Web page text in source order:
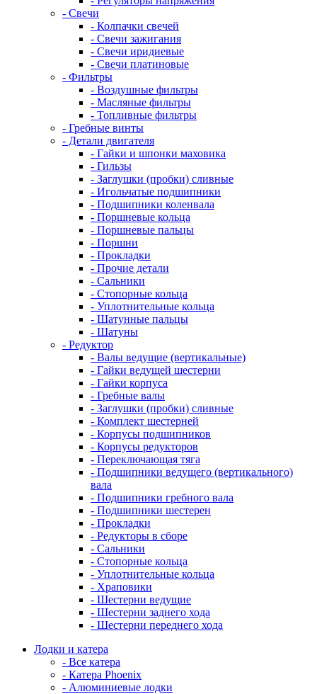
- Свечи
- Колпачки свечей
- Свечи зажигания
- Свечи иридиевые
- Свечи платиновые
- Фильтры
- Воздушные фильтры
- Масляные фильтры
- Топливные фильтры
- Гребные винты
- Детали двигателя
- Гайки и шпонки маховика
- Гильзы
- Заглушки (пробки) сливные
- Игольчатые подшипники
- Подшипники коленвала
- Поршневые кольца
- Поршневые пальцы
- Поршни
- Прокладки
- Прочие детали
- Сальники
- Стопорные кольца
- Уплотнительные кольца
- Шатунные пальцы
- Шатуны
- Редуктор
- Валы ведущие (вертикальные)
- Гайки ведущей шестерни
- Гайки корпуса
- Гребные валы
- Заглушки (пробки) сливные
- Комплект шестерней
- Корпусы подшипников
- Корпусы редукторов
- Переключающая тяга
- Подшипники ведущего (вертикального)
вала
- Подшипники гребного вала
- Подшипники шестерен
- Прокладки
- Редукторы в сборе
- Сальники
- Стопорные кольца
- Уплотнительные кольца
- Храповики
- Шестерни ведущие
- Шестерни заднего хода
- Шестерни переднего хода
Лодки и катера
- Все катера
- Катера Phoenix
- Алюминиевые лодки